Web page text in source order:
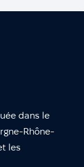
dans le
Rhône-
les